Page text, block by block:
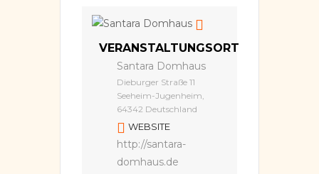
VERANSTALTUNGSORT
Santara Domhaus
Dieburger Straße 11
Seeheim-Jugenheim,
64342 Deutschland
WEBSITE
http://santara-
domhaus.de